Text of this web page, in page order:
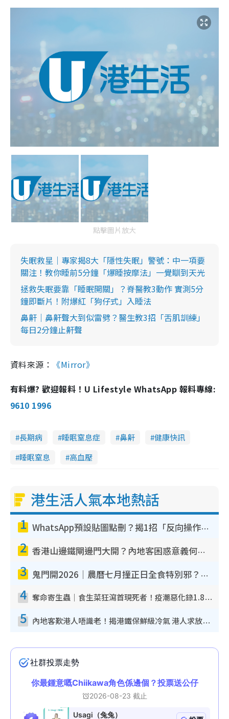
點擊圖片放大
失眠救星｜專家揭8大「隱性失眠」警號：中一項要
關注！教你睡前5分鐘「爆睡按摩法」一覺瞓到天光
拯救失眠要靠「睡眠開關」？脊醫教3動作 實測5分
鐘即斷片！附爆紅「狗仔式」入睡法
鼻鼾｜鼻鼾聲大到似雷劈？醫生教3招「舌肌訓練」
每日2分鐘止鼾聲
資料來源： 《Mirror》
有料爆? 歡迎報料！U Lifestyle WhatsApp 報料專線:
9610 1996
長期病 睡眠窒息症 鼻鼾
健康快訊
睡眠窒息
高血壓
港生活人氣本地熱話
1 WhatsApp預設貼圖點刪？揭1招「反向操作」還原簡潔介面 附3步實測教學
2 香港山邊鐵閘邊門大開？內地客困惑意義何在！網民神回覆：呢種叫法理性防禦
3 鬼門開2026｜農曆七月撞正日全食特別邪？專家警告切忌做一事！揭4大禁忌+2招保平安
4 奪命寄生蟲｜食生菜狂瀉首現死者！疫潮惡化錄1.8萬宗病例 揭洗菜3大謬誤
5 內地客歎港人唔識老！揭港鐵保鮮級冷氣 港人求放過：咪投訴